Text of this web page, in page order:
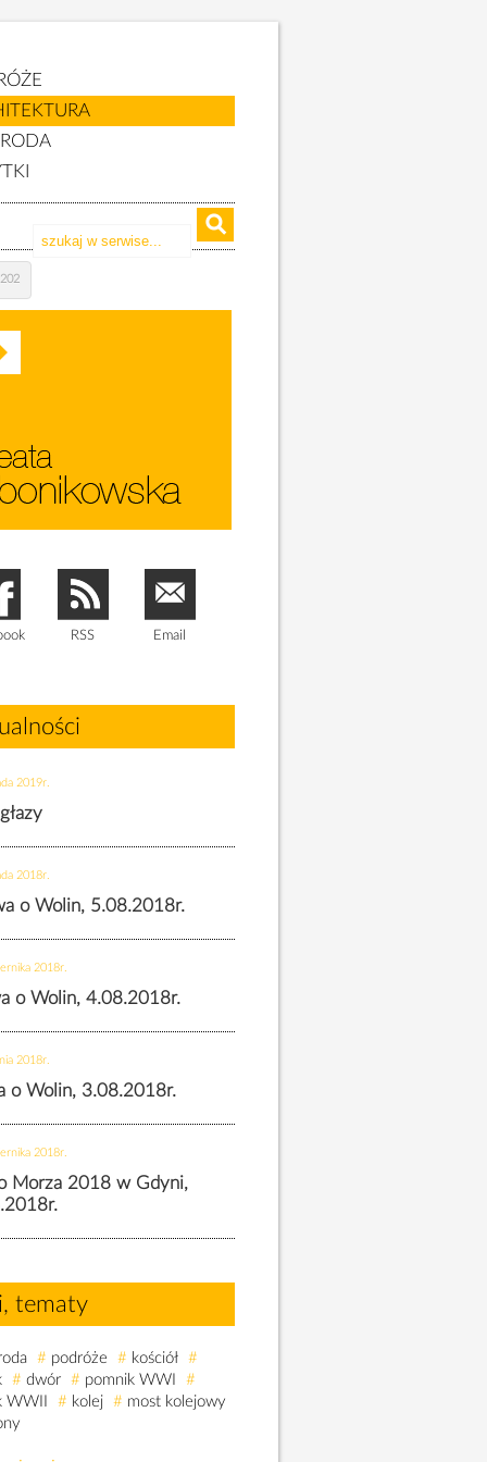
RSS Email
2019r.
2018r.
o Wolin, 5.08.2018r.
2018r.
o Wolin, 4.08.2018r.
2018r.
o Wolin, 3.08.2018r.
2018r.
Morza 2018 w Gdyni,
tematy
# podróże # kościół #
# dwór # pomnik WWI
#
WWII
# kolej # most kolejowy